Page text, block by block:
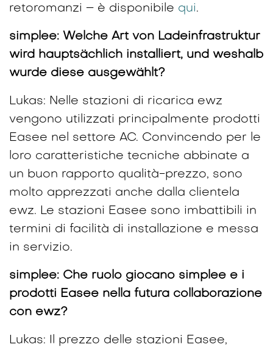
retoromanzi – è disponibile qui.
simplee: Welche Art von Ladeinfrastruktur
wird hauptsächlich installiert, und weshalb
wurde diese ausgewählt?
Lukas: Nelle stazioni di ricarica ewz
vengono utilizzati principalmente prodotti
Easee nel settore AC. Convincendo per le
loro caratteristiche tecniche abbinate a
un buon rapporto qualità-prezzo, sono
molto apprezzati anche dalla clientela
ewz. Le stazioni Easee sono imbattibili in
termini di facilità di installazione e messa
in servizio.
simplee: Che ruolo giocano simplee e i
prodotti Easee nella futura collaborazione
con ewz?
Lukas: Il prezzo delle stazioni Easee,